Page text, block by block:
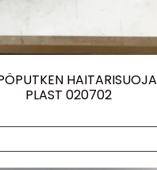
PLAST 020702